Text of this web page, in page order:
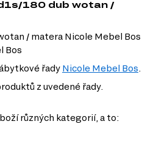
180 dub wotan /
/ matera Nicole Mebel Bos
Bos
řady Nicole Mebel Bos.
z uvedené řady.
různých kategorií, a to: